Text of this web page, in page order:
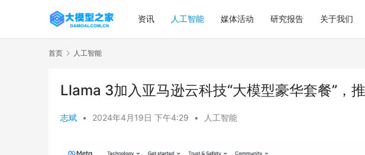
资讯 人工智能 媒体活动 研究报告 关于我们
首页 人工智能
Llama 3加入亚马逊云科技“大模型豪华套餐”，
志斌 • 2024年4月19日 下午4:29 • 人工智能